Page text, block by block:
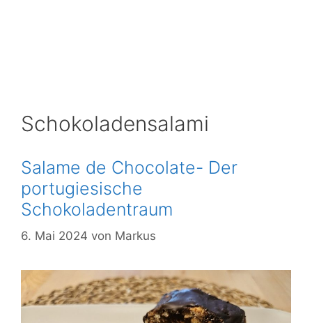
Schokoladensalami
Salame de Chocolate- Der
portugiesische
Schokoladentraum
6. Mai 2024 von Markus